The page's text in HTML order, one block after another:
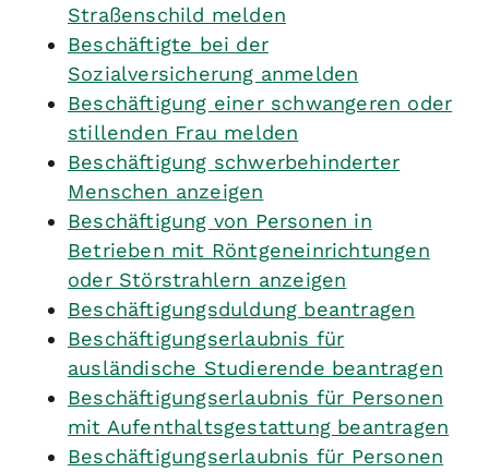
Straßenschild melden
Beschäftigte bei der
Sozialversicherung anmelden
Beschäftigung einer schwangeren oder
stillenden Frau melden
Beschäftigung schwerbehinderter
Menschen anzeigen
Beschäftigung von Personen in
Betrieben mit Röntgeneinrichtungen
oder Störstrahlern anzeigen
Beschäftigungsduldung beantragen
Beschäftigungserlaubnis für
ausländische Studierende beantragen
Beschäftigungserlaubnis für Personen
mit Aufenthaltsgestattung beantragen
Beschäftigungserlaubnis für Personen